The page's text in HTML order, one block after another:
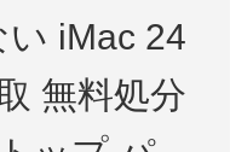
iMac 24
無料処分